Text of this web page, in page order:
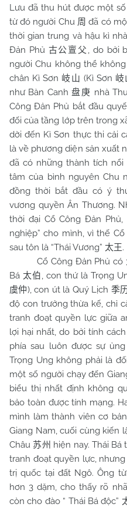
Lưu đã thu hút được một
từ đó người Chu 周 đã có
thời gian trung và hậu kì
Đản Phủ 古公亶父 , do bởi
người Chu không thể
chân Kì Sơn 岐山 (Kì Sơn 岐
như Bàn Canh盘庚 nhà
Công Đản Phủ bắt đầu
đối của tầng lớp trên trong
dời đến Kì Sơn thực thi cải
là về phương diện sản xuất
đã có những thành tích
tâm của bình nguyên Chu
đồng thời bắt đầu có ý
vương quyền Ân Thương.
thời đại Cổ Công Đản
nghiệp” cho mình, vì thế
sau tôn là “Thái Vương” 太王.
Cổ Công Đản Phủ có 3
Bá 太伯, con thứ là Trọng
虞仲), con út là Quý Lịch 季
độ con trưởng thừa kế, chỉ
tranh đoạt quyền lực giữa
lợi hại nhất, do bởi tính
phía sau luôn được sự
Trọng Ung không phải là
một số người chạy đến
biểu thị nhất định không
bảo toàn được tính mạng.
mình làm thành viên cơ
Giang Nam, cuối cùng kiến
Châu 苏州 hiện nay. Thái
tranh đoạt quyền lực,
trị quốc tại đất Ngô. Ông
hơn 3 dặm, cho thấy rõ
còn cho đào “ Thái Bá độc”